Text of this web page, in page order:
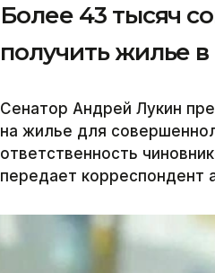
Более 43 тысяч
получить жилье
Сенатор Андрей Лукин
на жилье для
ответственность
передает корреспондент